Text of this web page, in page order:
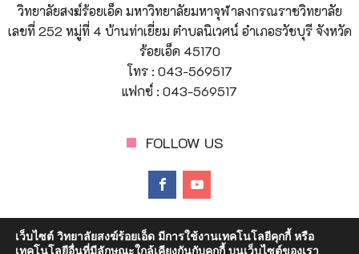
วิทยาลัยสงฆ์ร้อยเอ็ด มหาวิทยาลัยมหาจุฬาลงกรณราชวิทยาลัย
เลขที่ 252 หมู่ที่ 4 บ้านท่าเยี่ยม ตำบลนิเวศน์ อำเภอธวัชบุรี จังหวัด
ร้อยเอ็ด 45170
โทร : 043-569517
แฟกซ์ : 043-569517
FOLLOW US
เว็บไซต์ วิทยาลัยสงฆ์ร้อยเอ็ด มีการใช้งานเทคโนโลยีคุกกี้ หรือ